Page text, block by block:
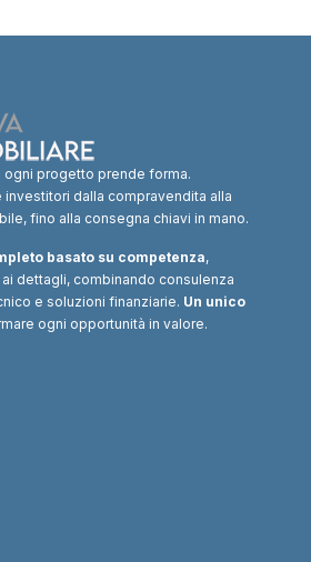
ogni progetto prende forma.
dalla compravendita alla
fino alla consegna chiavi in mano.
basato su competenza,
dettagli, combinando consulenza
e soluzioni finanziarie. Un unico
ogni opportunità in valore.